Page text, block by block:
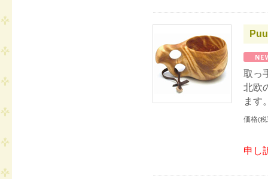
取っ
北欧
ます
価格(税
申し